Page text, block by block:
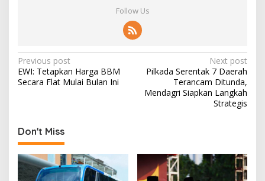
Follow Us
P
o
n
a
v
Previous post
EWI: Tetapkan Harga BBM
Secara Flat Mulai Bulan Ini
Next post
Pilkada Serentak 7 Daerah
Terancam Ditunda,
Mendagri Siapkan Langkah
Strategis
Don't Miss